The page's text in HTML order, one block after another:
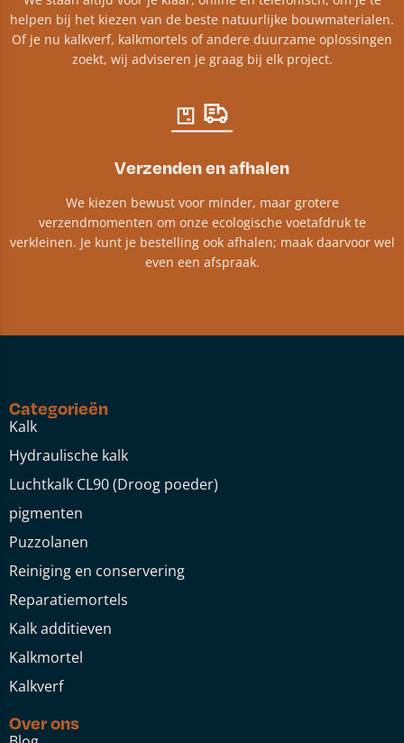
helpen bij het kiezen van de beste natuurlijke bouwmaterialen.
Of je nu kalkverf, kalkmortels of andere duurzame oplossingen
zoekt, wij adviseren je graag bij elk project.​
Verzenden en afhalen
We kiezen bewust voor minder, maar grotere
verzendmomenten om onze ecologische voetafdruk te
verkleinen. Je kunt je bestelling ook afhalen; maak daarvoor wel
even een afspraak.
Categorieën
Kalk
Hydraulische kalk
Luchtkalk CL90 (Droog poeder)
pigmenten
Puzzolanen
Reiniging en conservering
Reparatiemortels
Kalk additieven
Kalkmortel
Kalkverf
Over ons